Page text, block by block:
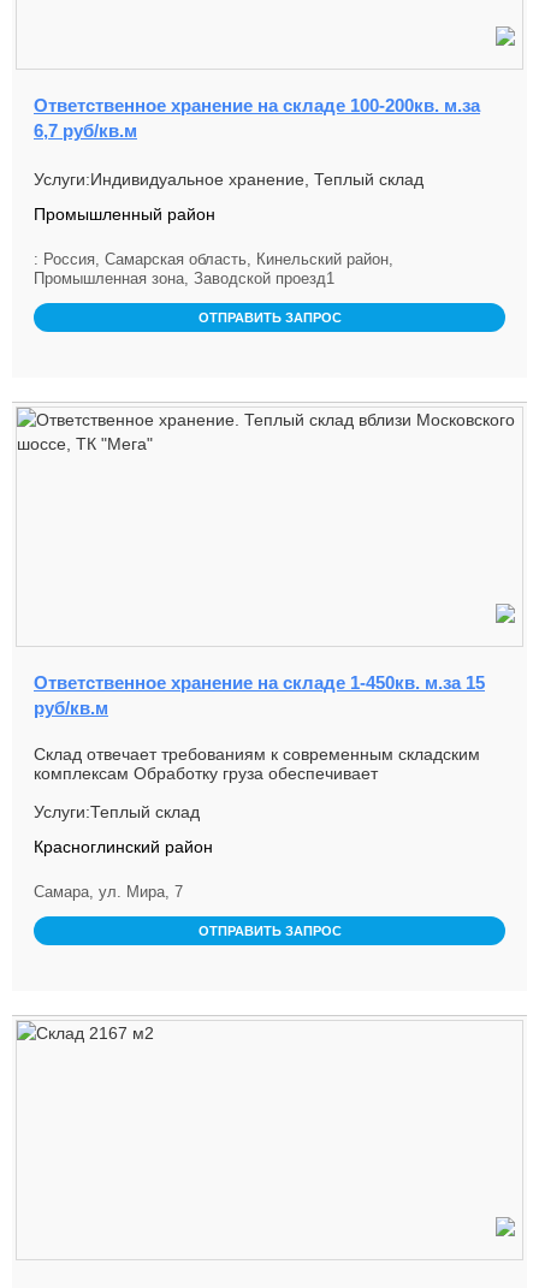
Ответственное хранение на складе 100-200кв. м.за
6,7 руб/кв.м
Услуги:Индивидуальное хранение, Теплый склад
Промышленный район
: Россия, Самарская область, Кинельский район,
Промышленная зона, Заводской проезд1
ОТПРАВИТЬ ЗАПРОС
Ответственное хранение на складе 1-450кв. м.за 15
руб/кв.м
Склад отвечает требованиям к современным складским
комплексам Обработку груза обеспечивает
Услуги:Теплый склад
Красноглинский район
Самара, ул. Мира, 7
ОТПРАВИТЬ ЗАПРОС